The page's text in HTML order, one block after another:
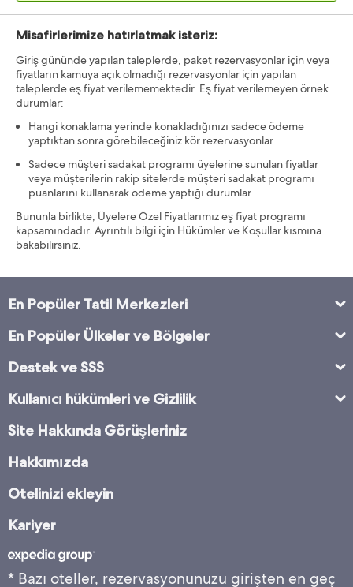
Misafirlerimize hatırlatmak isteriz:
Giriş gününde yapılan taleplerde, paket rezervasyonlar için veya
fiyatların kamuya açık olmadığı rezervasyonlar için yapılan
taleplerde eş fiyat verilememektedir. Eş fiyat verilemeyen örnek
durumlar:
Hangi konaklama yerinde konakladığınızı sadece ödeme
yaptıktan sonra görebileceğiniz kör rezervasyonlar
Sadece müşteri sadakat programı üyelerine sunulan fiyatlar
veya müşterilerin rakip sitelerde müşteri sadakat programı
puanlarını kullanarak ödeme yaptığı durumlar
Bununla birlikte, Üyelere Özel Fiyatlarımız eş fiyat programı
kapsamındadır. Ayrıntılı bilgi için Hükümler ve Koşullar kısmına
bakabilirsiniz.
En Popüler Tatil Merkezleri
En Popüler Ülkeler ve Bölgeler
Destek ve SSS
Kullanıcı hükümleri ve Gizlilik
Site Hakkında Görüşleriniz
Hakkımızda
Otelinizi ekleyin
Kariyer
* Bazı oteller, rezervasyonunuzu girişten en geç